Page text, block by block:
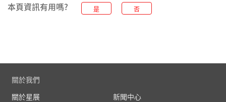
本頁資訊有用嗎? 是 否
關於我們
關於星展
新聞中心